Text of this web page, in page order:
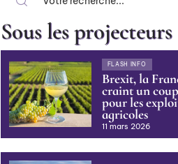
Sous les projecteurs
FLASH INFO
Brexit, la
craint un
pour les
agricoles
11 mars 2026